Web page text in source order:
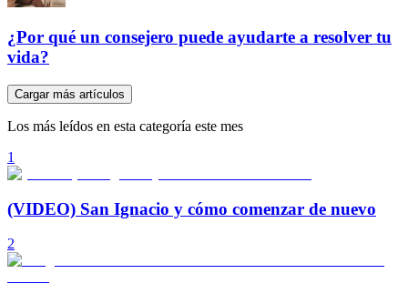
¿Por qué un consejero puede ayudarte a resolver tu
vida?
Cargar más artículos
Los más leídos en esta categoría este mes
1
(VIDEO) San Ignacio y cómo comenzar de nuevo
2